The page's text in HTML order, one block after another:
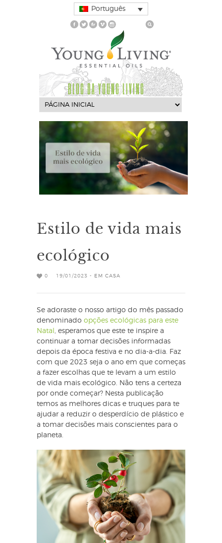
Português
BLOG DA YOUNG LIVING
Estilo de vida mais
ecológico
0 19/01/2023 - EM CASA
Se adoraste o nosso artigo do mês passado
denominado opções ecológicas para este
Natal
, esperamos que este te inspire a
continuar a tomar decisões informadas
depois da época festiva e no dia-a-dia. Faz
com que 2023 seja o ano em que começas
a fazer escolhas que te levam a um estilo
de vida mais ecológico. Não tens a certeza
por onde começar? Nesta publicação
temos as melhores dicas e truques para te
ajudar a reduzir o desperdício de plástico e
a tomar decisões mais conscientes para o
planeta.